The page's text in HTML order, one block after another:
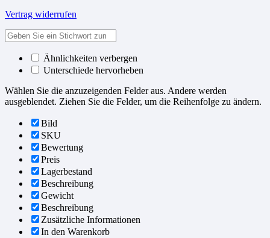
Vertrag widerrufen
Ähnlichkeiten verbergen
Unterschiede hervorheben
Wählen Sie die anzuzeigenden Felder aus. Andere werden
ausgeblendet. Ziehen Sie die Felder, um die Reihenfolge zu ändern.
Bild
SKU
Bewertung
Preis
Lagerbestand
Beschreibung
Gewicht
Beschreibung
Zusätzliche Informationen
In den Warenkorb